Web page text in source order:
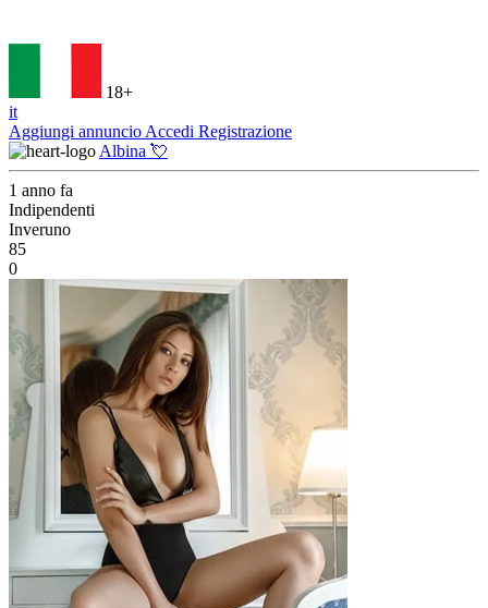
18+
it
Aggiungi annuncio Accedi Registrazione
Albina 💘
1 anno fa
Indipendenti
Inveruno
85
0